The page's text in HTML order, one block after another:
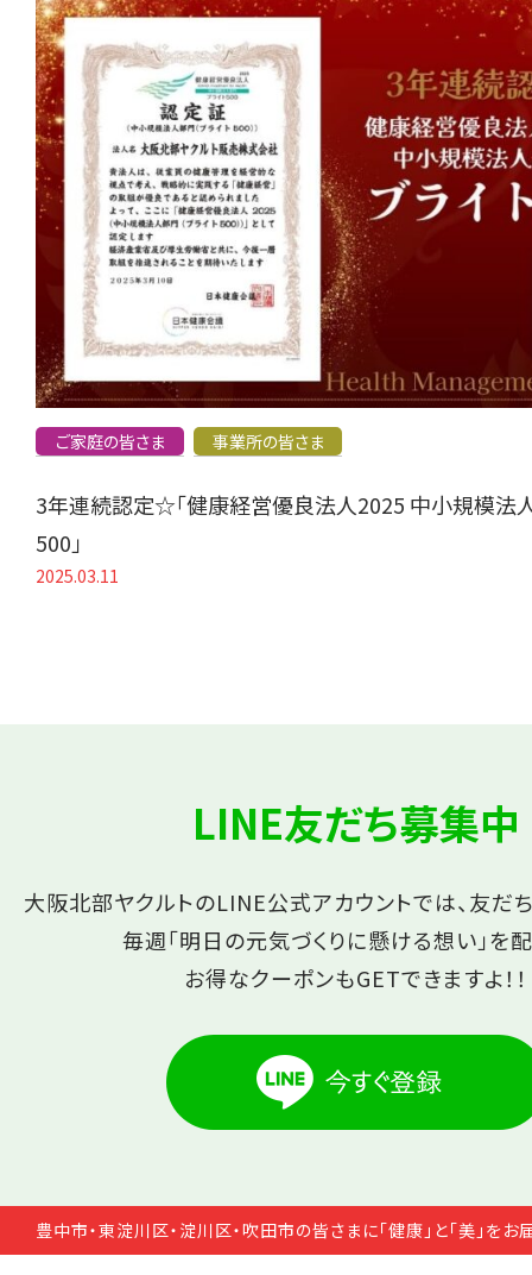
ご家庭の皆さま 事業所の皆さま
3年連続認定☆「健康経営優良法人2025 中小規模法
500」
2025.03.11
LINE友だち募集中
大阪北部ヤクルトのLINE公式アカウントでは、友だ
毎週「明日の元気づくりに懸ける想い」を
お得なクーポンもGETできますよ！！
豊中市・東淀川区・淀川区・吹田市の皆さまに「健康」と「美」をお